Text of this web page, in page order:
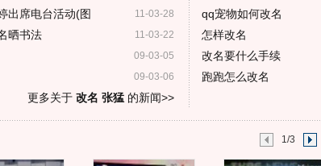
11-03-28
出席电台活动(图
11-03-22
晒书法
09-03-05
09-03-06
更多关于 改名 张猛的新闻>>
qq宠物如何改名
怎样改名
改名要什么手续
跑跑怎么改名
1/3